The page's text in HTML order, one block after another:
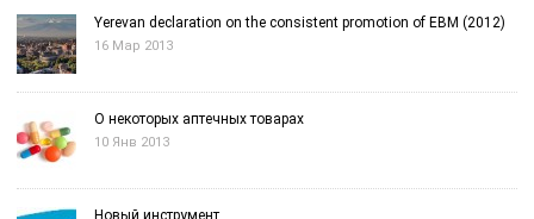
Yerevan declaration on the consistent promotion of EBM (2012)
16 Мар 2013
О некоторых аптечных товарах
10 Янв 2013
Новый инструмент